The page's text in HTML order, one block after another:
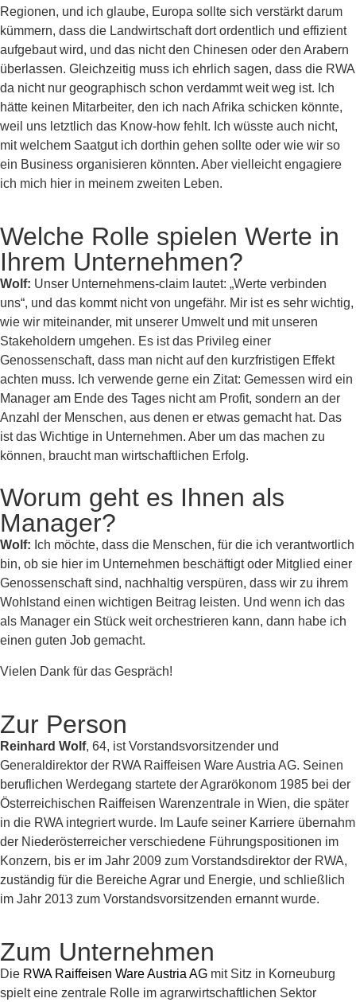
Regionen, und ich glaube, Europa sollte sich verstärkt darum
kümmern, dass die Landwirtschaft dort ordentlich und effizient
aufgebaut wird, und das nicht den Chinesen oder den Arabern
überlassen. Gleichzeitig muss ich ehrlich sagen, dass die RWA
da nicht nur geographisch schon verdammt weit weg ist. Ich
hätte keinen Mitarbeiter, den ich nach Afrika schicken könnte,
weil uns letztlich das Know-how fehlt. Ich wüsste auch nicht,
mit welchem Saatgut ich dorthin gehen sollte oder wie wir so
ein Business organisieren könnten. Aber vielleicht engagiere
ich mich hier in meinem zweiten Leben.
Welche Rolle spielen Werte in
Ihrem Unternehmen?
Wolf: Unser Unternehmens-claim lautet: „Werte verbinden
uns“, und das kommt nicht von ungefähr. Mir ist es sehr wichtig,
wie wir miteinander, mit unserer Umwelt und mit unseren
Stakeholdern umgehen. Es ist das Privileg einer
Genossenschaft, dass man nicht auf den kurzfristigen Effekt
achten muss. Ich verwende gerne ein Zitat: Gemessen wird ein
Manager am Ende des Tages nicht am Profit, sondern an der
Anzahl der Menschen, aus denen er etwas gemacht hat. Das
ist das Wichtige in Unternehmen. Aber um das machen zu
können, braucht man wirtschaftlichen Erfolg.
Worum geht es Ihnen als
Manager?
Wolf: Ich möchte, dass die Menschen, für die ich verantwortlich
bin, ob sie hier im Unternehmen beschäftigt oder Mitglied einer
Genossenschaft sind, nachhaltig verspüren, dass wir zu ihrem
Wohlstand einen wichtigen Beitrag leisten. Und wenn ich das
als Manager ein Stück weit orchestrieren kann, dann habe ich
einen guten Job gemacht.
Vielen Dank für das Gespräch!
Zur Person
Reinhard Wolf, 64, ist Vorstandsvorsitzender und
Generaldirektor der RWA Raiffeisen Ware Austria AG. Seinen
beruflichen Werdegang startete der Agrarökonom 1985 bei der
Österreichischen Raiffeisen Warenzentrale in Wien, die später
in die RWA integriert wurde. Im Laufe seiner Karriere übernahm
der Niederösterreicher verschiedene Führungspositionen im
Konzern, bis er im Jahr 2009 zum Vorstandsdirektor der RWA,
zuständig für die Bereiche Agrar und Energie, und schließlich
im Jahr 2013 zum Vorstandsvorsitzenden ernannt wurde.
Zum Unternehmen
Die RWA Raiffeisen Ware Austria AG mit Sitz in Korneuburg
spielt eine zentrale Rolle im agrarwirtschaftlichen Sektor